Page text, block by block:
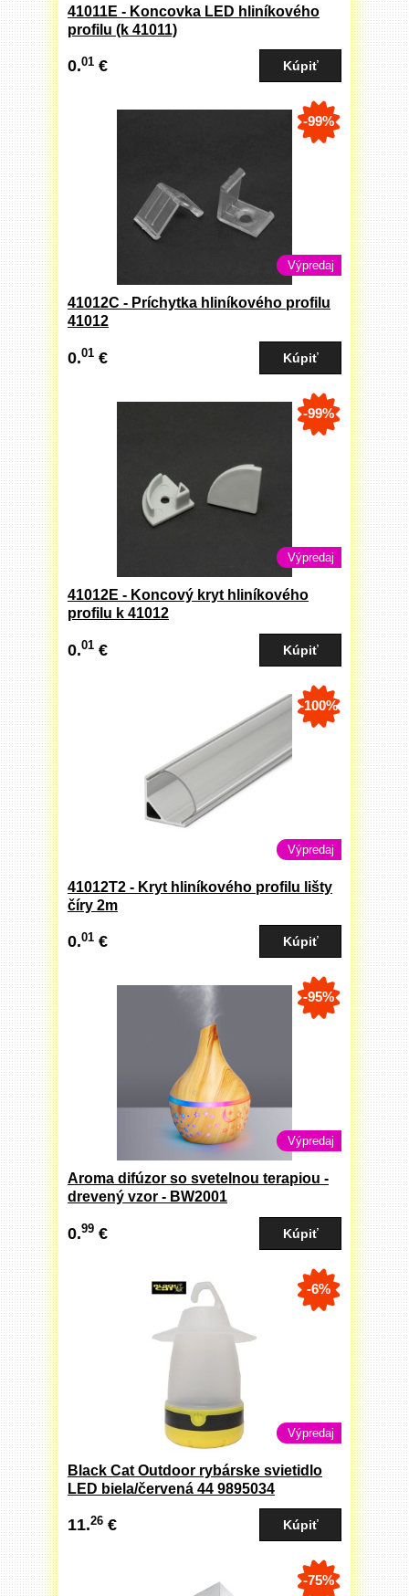
41011E - Koncovka LED hliníkového
profilu (k 41011)
0.01 €
Výpredaj
41012C - Príchytka hliníkového profilu
41012
0.01 €
-99%
Výpredaj
41012E - Koncový kryt hliníkového
profilu k 41012
0.01 €
-99%
Výpredaj
41012T2 - Kryt hliníkového profilu lišty
číry 2m
0.01 €
-100%
Výpredaj
Aroma difúzor so svetelnou terapiou -
drevený vzor - BW2001
0.99 €
-95%
Výpredaj
Black Cat Outdoor rybárske svietidlo
LED biela/červená 44 9895034
11.26 €
-6%
-75%